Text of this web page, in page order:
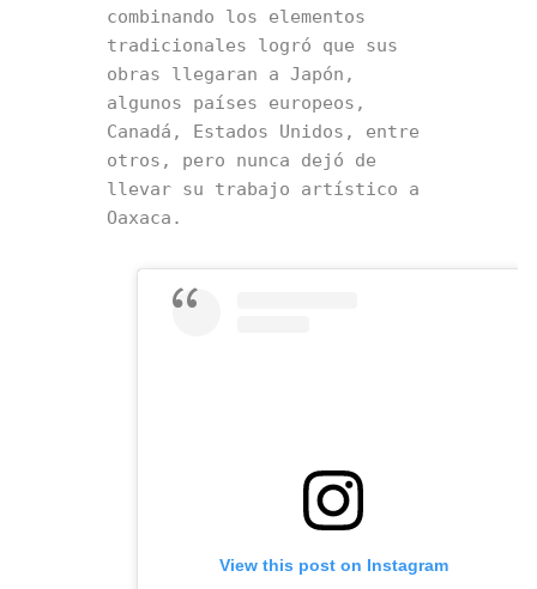
combinando los elementos
tradicionales logró que sus
obras llegaran a Japón,
algunos países europeos,
Canadá, Estados Unidos, entre
otros, pero nunca dejó de
llevar su trabajo artístico a
Oaxaca.
View this post on Instagram